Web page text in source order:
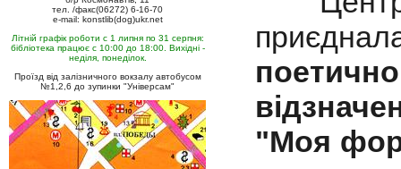
тел. /факс(06272) 6-16-70
e-mail: konstlib(dog)ukr.net
Літній графік роботи с 1 липня по 31 серпня:
бібліотека працює с 10:00 до 18:00. Вихідні -
неділя, понеділок.
Проїзд від залізничного вокзалу автобусом
№1,2,6 до зупинки "Універсам"
"Моя